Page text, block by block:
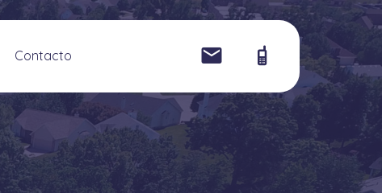
Contacto